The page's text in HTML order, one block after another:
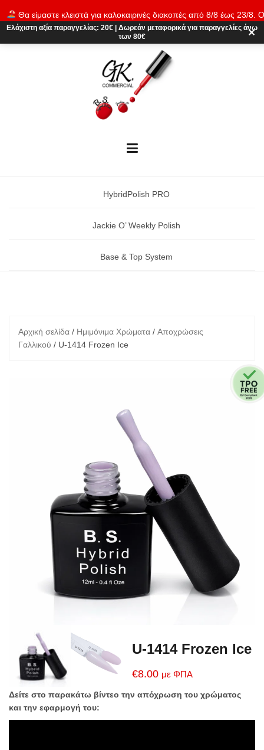
Θα είμαστε κλειστά για καλοκαιρινές διακοπές από 8/8 έως 23/8.
παραγγελίες θα εκτελούνται ξανά από 24/8. Καλό καλοκαίρι!
content
Ελάχιστη αξία παραγγελίας: 20€ Δωρεάν μεταφορικά για παραγγελίες άνω
των 80€
✕
HybridPolish PRO
Jackie O’ Weekly Polish
Base & Top System
Αρχική σελίδα / Ημιμόνιμα Χρώματα / Αποχρώσεις
Γαλλικού / U-1414 Frozen Ice
U-1414 Frozen Ice
€8.00 με ΦΠΑ
Δείτε στο παρακάτω βίντεο την απόχρωση του χρώματος
και την εφαρμογή του: